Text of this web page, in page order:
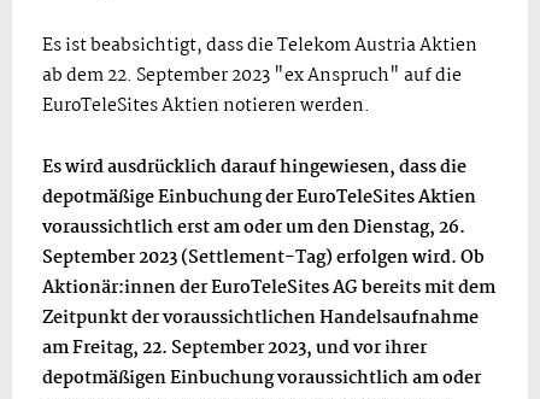
Es ist beabsichtigt, dass die Telekom Austria Aktien
ab dem 22. September 2023 "ex Anspruch" auf die
EuroTeleSites Aktien notieren werden.
Es wird ausdrücklich darauf hingewiesen, dass die
depotmäßige Einbuchung der EuroTeleSites Aktien
voraussichtlich erst am oder um den Dienstag, 26.
September 2023 (Settlement-Tag) erfolgen wird. Ob
Aktionär:innen der EuroTeleSites AG bereits mit dem
Zeitpunkt der voraussichtlichen Handelsaufnahme
am Freitag, 22. September 2023, und vor ihrer
depotmäßigen Einbuchung voraussichtlich am oder